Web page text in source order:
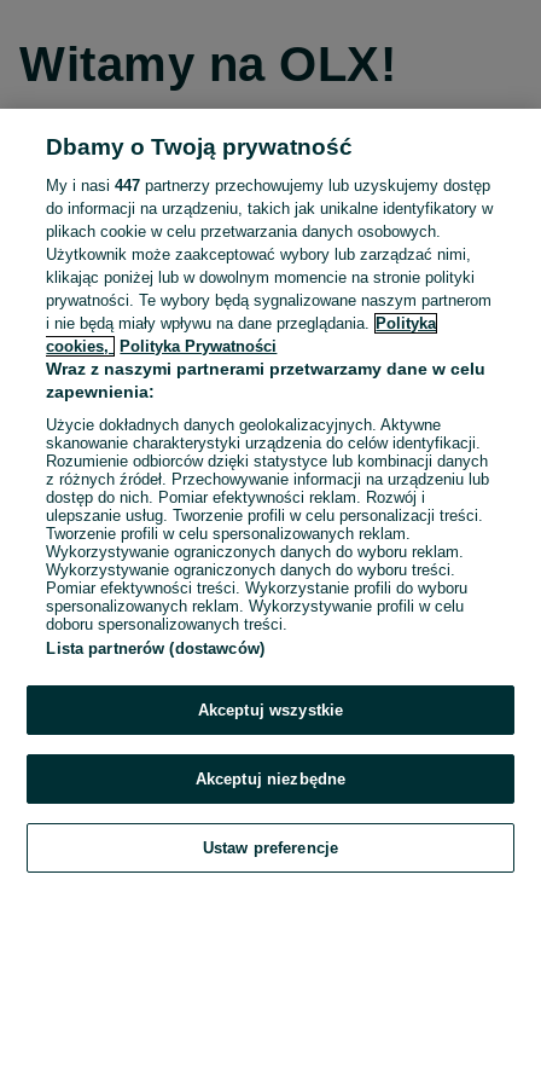
Witamy na OLX!
Kontynuuj przez Facebooka
Kontynuuj przez konto Apple
Kontynuuj przez konto Google
LUB
E-mail
Hasło
Zaloguj się
Kontynuując za pośrednictwem jednego z dostawców wskazanych powyżej,
OLX.pl w jego aktualnym brzmieniu.
Dbamy o Twoją prywatność
My i nasi447 partnerzy przechowujemy lub uzyskujemy dostęp
do informacji na urządzeniu, takich jak unikalne identyfikatory w
plikach cookie w celu przetwarzania danych osobowych.
Użytkownik może zaakceptować wybory lub zarządzać nimi,
klikając poniżej lub w dowolnym momencie na stronie polityki
prywatności. Te wybory będą sygnalizowane naszym partnerom
i nie będą miały wpływu na dane przeglądania.
Polityka
cookies,
Polityka Prywatności
Wraz z naszymi partnerami przetwarzamy dane w celu
zapewnienia:
Użycie dokładnych danych geolokalizacyjnych. Aktywne
skanowanie charakterystyki urządzenia do celów identyfikacji.
Rozumienie odbiorców dzięki statystyce lub kombinacji danych
z różnych źródeł. Przechowywanie informacji na urządzeniu lub
dostęp do nich. Pomiar efektywności reklam. Rozwój i
ulepszanie usług. Tworzenie profili w celu personalizacji treści.
Tworzenie profili w celu spersonalizowanych reklam.
Wykorzystywanie ograniczonych danych do wyboru reklam.
Wykorzystywanie ograniczonych danych do wyboru treści.
Pomiar efektywności treści. Wykorzystanie profili do wyboru
spersonalizowanych reklam. Wykorzystywanie profili w celu
doboru spersonalizowanych treści.
Lista partnerów (dostawców)
Akceptuj wszystkie
Akceptuj niezbędne
Ustaw preferencje